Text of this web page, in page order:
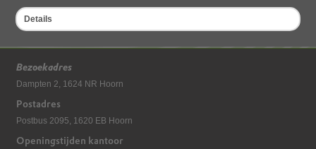
Details
Bezoekadres
Dampten 2, 1624 NR Hoorn
Postadres
Postbus 2095, 1620 EB Hoorn
Openingstijden kantoor